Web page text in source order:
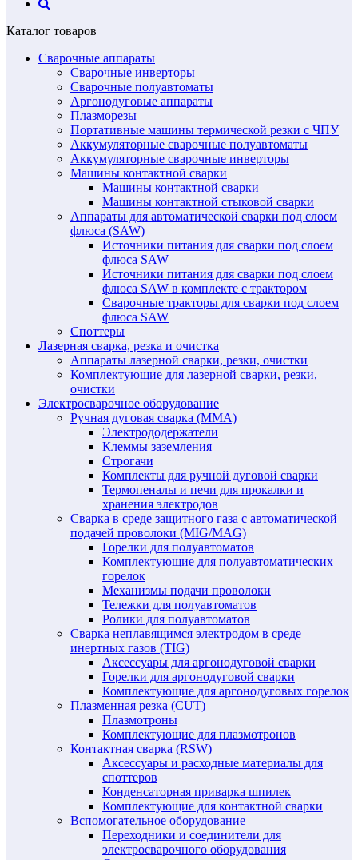
Каталог товаров
Сварочные аппараты
Сварочные инверторы
Сварочные полуавтоматы
Аргонодуговые аппараты
Плазморезы
Портативные машины термической резки с ЧПУ
Аккумуляторные сварочные полуавтоматы
Аккумуляторные сварочные инверторы
Машины контактной сварки
Машины контактной сварки
Машины контактной стыковой сварки
Аппараты для автоматической сварки под слоем
флюса (SAW)
Источники питания для сварки под слоем
флюса SAW
Источники питания для сварки под слоем
флюса SAW в комплекте с трактором
Сварочные тракторы для сварки под слоем
флюса SAW
Споттеры
Лазерная сварка, резка и очистка
Аппараты лазерной сварки, резки, очистки
Комплектующие для лазерной сварки, резки,
очистки
Электросварочное оборудование
Ручная дуговая сварка (MMA)
Электрододержатели
Клеммы заземления
Строгачи
Комплекты для ручной дуговой сварки
Термопеналы и печи для прокалки и
хранения электродов
Сварка в среде защитного газа с автоматической
подачей проволоки (MIG/MAG)
Горелки для полуавтоматов
Комплектующие для полуавтоматических
горелок
Механизмы подачи проволоки
Тележки для полуавтоматов
Ролики для полуавтоматов
Сварка неплавящимся электродом в среде
инертных газов (TIG)
Аксессуары для аргонодуговой сварки
Горелки для аргонодуговой сварки
Комплектующие для аргонодуговых горелок
Плазменная резка (CUT)
Плазмотроны
Комплектующие для плазмотронов
Контактная сварка (RSW)
Аксессуары и расходные материалы для
споттеров
Конденсаторная приварка шпилек
Комплектующие для контактной сварки
Вспомогательное оборудование
Переходники и соединители для
электросварочного оборудования